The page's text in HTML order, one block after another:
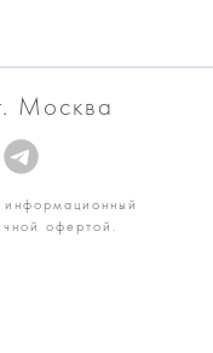
Москва
офертой.